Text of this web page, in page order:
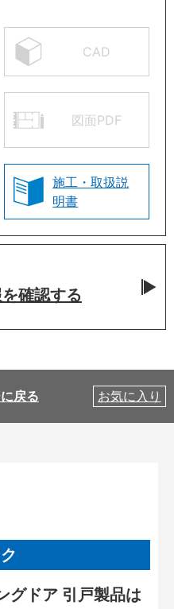
CAD
図面PDF
施工・取扱説
明書
確認する
戻る お気に入り
グドア 引戸製品は